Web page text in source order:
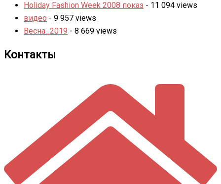
Holiday Fashion Week 2008 показ - 11 094 views
видео - 9 957 views
Весна_2019 - 8 669 views
Контакты